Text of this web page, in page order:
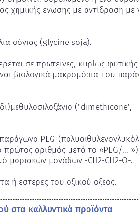
χημικής ένωσης με αντίδραση με
σόγιας (glycine soja).
σε πρωτεΐνες, κυρίως φυτικής
βιολογικά μακρομόρια που
("dimethicone",
PEG-
πρώτος αριθμός μετά το «PEG/...-»)
μοριακών μονάδων -CH2-CH2-O-.
ή εστέρες του οξικού οξέος.
στα καλλυντικά προϊόντα